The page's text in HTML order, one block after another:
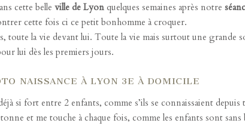
cette belle ville de Lyon quelques semaines après notre
cette fois ci ce petit bonhomme à croquer.
toute la vie devant lui. Toute la vie mais surtout une grande
lui dès les premiers jours.
NAISSANCE À LYON 3E À DOMICILE
si fort entre 2 enfants, comme s’ils se connaissaient
et me touche à chaque fois, comme les enfants sont